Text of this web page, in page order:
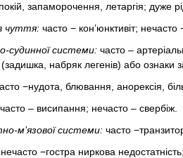
запаморочення, летаргія; дуже
чуття: часто − кон’юнктивіт; нечасто
судинної системи: часто –
(задишка, набряк легенів) або ознаки
−нудота, блювання, анорексія,
часто – висипання; нечасто – свербіж.
м’язової системи: часто
нечасто −гостра ниркова